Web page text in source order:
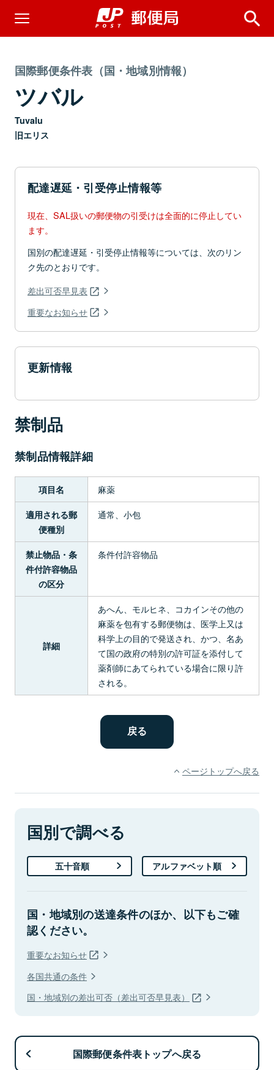
国際郵便条件表（国・地域別情報）
ツバル
Tuvalu
旧エリス
配達遅延・引受停止情報等
現在、SAL扱いの郵便物の引受けは全面的に停止してい
ます。
国別の配達遅延・引受停止情報等については、次のリン
ク先のとおりです。
差出可否早見表
重要なお知らせ
更新情報
禁制品
禁制品情報詳細
項目名 麻薬
適用される郵
便種別
通常、小包
禁止物品・条
件付許容物品
の区分
条件付許容物品
詳細
あへん、モルヒネ、コカインその他の
麻薬を包有する郵便物は、医学上又は
科学上の目的で発送され、かつ、名あ
て国の政府の特別の許可証を添付して
薬剤師にあてられている場合に限り許
される。
ページトップへ戻る
国別で調べる
五十音順 アルファベット順
国・地域別の送達条件のほか、以下もご確
認ください。
重要なお知らせ
各国共通の条件
国・地域別の差出可否（差出可否早見表）
国際郵便条件表トップへ戻る